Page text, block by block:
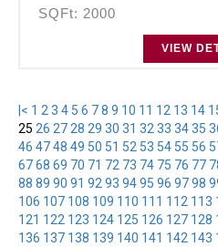
SQFt: 2000
VIEW
|< 1 2 3 4 5 6 78 9 10 11 12 13 14
25 26 27 28 29 30 31 32 33 3435
46 4748 49 50 51 52 53 54 55 56
6768 69 70 71 72 73 74 75 76 77
88 89 90 91 92 93 9495 96 9798
106 107 108 109 110 111 112 113
121 122 123 124 125 126 127 128
136 137 138 139 140 141 142 143